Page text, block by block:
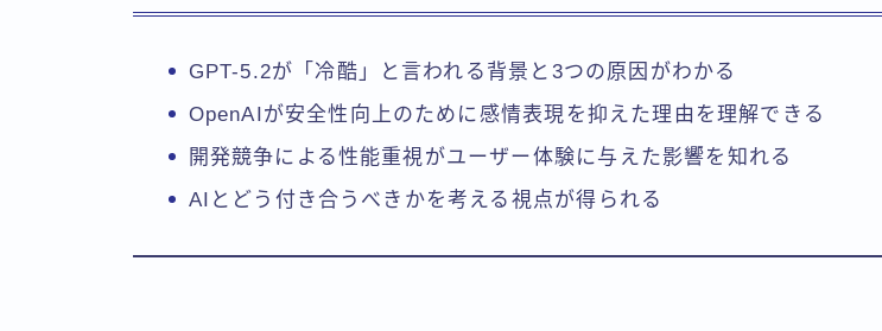
GPT-5.2が「冷酷」と言われる背景と3つの原因がわかる
OpenAIが安全性向上のために感情表現を抑えた理由を理解できる
開発競争による性能重視がユーザー体験に与えた影響を知れる
AIとどう付き合うべきかを考える視点が得られる